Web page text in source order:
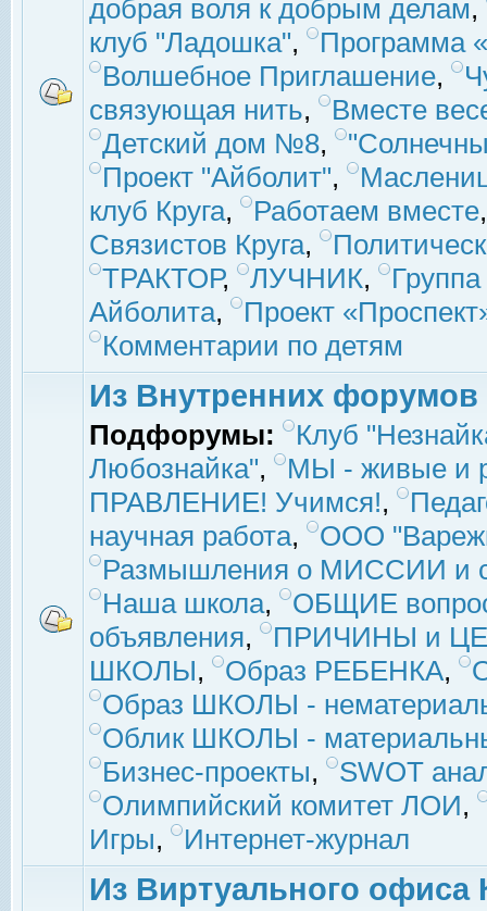
добрая воля к добрым делам,
клуб "Ладошка",
Программа
Волшебное Приглашение,
связующая нить,
Вместе
Детский дом №8,
Проект "Айболит",
клуб Круга, Работаем вместе
Связистов Круга,
ТРАКТОР, ЛУЧНИК,
Айболита,
Проект
Комментарии по детям
Из Внутренних форумов
Подфорумы:
Клуб
Любознайка",
МЫ - живые и
ПРАВЛЕНИЕ! Учимся!,
научная работа,
ООО
Размышления о МИССИИ и
Наша школа,
ОБЩИЕ
объявления,
ПРИЧИНЫ и
ШКОЛЫ, Образ РЕБЕНКА,
Образ ШКОЛЫ -
Облик ШКОЛЫ -
Бизнес-проекты,
SWOT
Олимпийский комитет ЛОИ,
Игры, Интернет-журнал
Из Виртуального офиса